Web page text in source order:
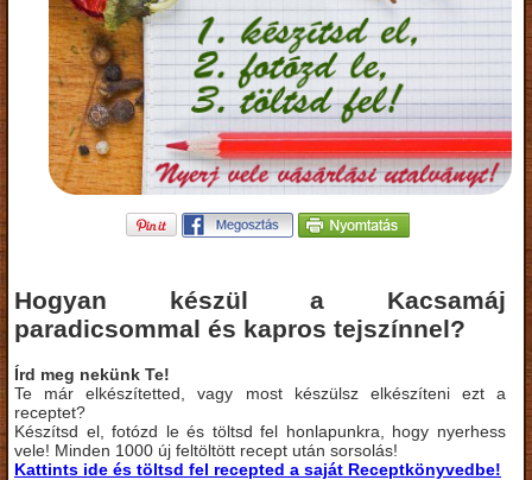
Hogyan készül a Kacsamáj
paradicsommal és kapros tejszínnel?
Írd meg nekünk Te!
Te már elkészítetted, vagy most készülsz elkészíteni ezt a
receptet?
Készítsd el, fotózd le és töltsd fel honlapunkra, hogy nyerhess
vele! Minden 1000 új feltöltött recept után sorsolás!
Kattints ide és töltsd fel recepted a saját Receptkönyvedbe!